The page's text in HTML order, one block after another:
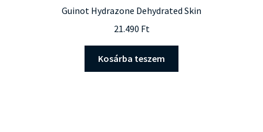
Guinot Hydrazone Dehydrated Skin
21.490 Ft
Kosárba teszem